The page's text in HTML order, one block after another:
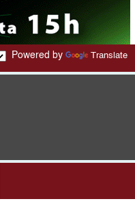
Powered by Translate